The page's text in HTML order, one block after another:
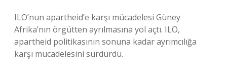
ILO’nun apartheid’e karşı mücadelesi Güney
Afrika’nın örgütten ayrılmasına yol açtı. ILO,
apartheid politikasının sonuna kadar ayrımcılığa
karşı mücadelesini sürdürdü.